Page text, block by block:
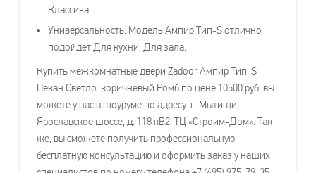
Классика.
Универсальность. Модель Ампир Тип-S отлично
подойдет Для кухни, Для зала.
Купить межкомнатные двери Zadoor Ампир Тип-S
Пекан Светло-коричневый Ромб по цене 10500 руб. вы
можете у нас в шоуруме по адресу: г. Мытищи,
Ярославское шоссе, д. 118 кВ2, ТЦ «Строим-Дом». Так
же, вы сможете получить профессиональную
бесплатную консультацию и оформить заказ у наших